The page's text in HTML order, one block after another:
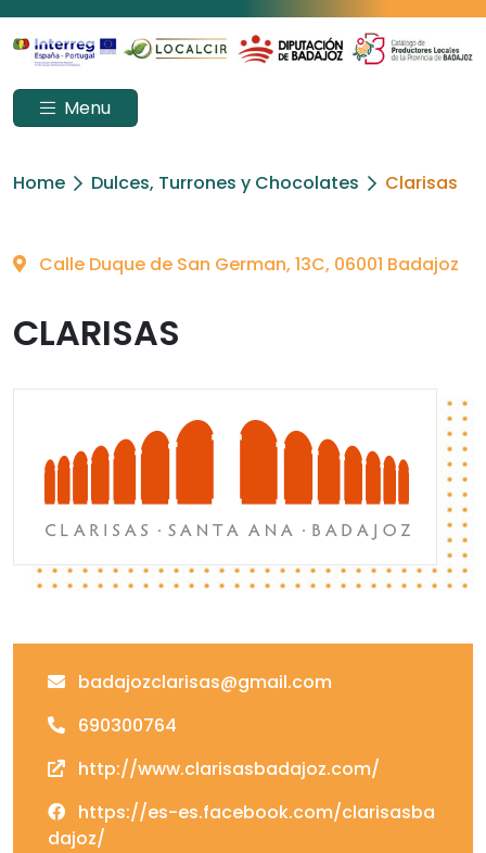
Menu
Home Dulces, Turrones y Chocolates Clarisas
Calle Duque de San German, 13C, 06001 Badajoz
CLARISAS
badajozclarisas@gmail.com
690300764
http://www.clarisasbadajoz.com/
https://es-es.facebook.com/clarisasba
dajoz/